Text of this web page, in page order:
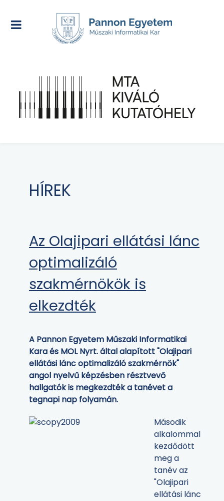
HÍREK
Az Olajipari ellátási lánc
optimalizáló
szakmérnökök is
elkezdték
A Pannon Egyetem Műszaki Informatikai
Kara és MOL Nyrt. által alapított "Olajipari
ellátási lánc optimalizáló szakmérnök"
angol nyelvű képzésben résztvevő
hallgatók is megkezdték a tanévet a
tegnapi nap folyamán.
Második
alkalommal
kezdődött
meg a
tanév az
"Olajipari
ellátási lánc